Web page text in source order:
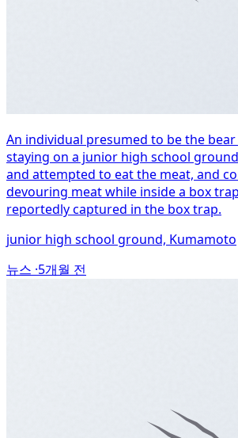
An individual presumed to be the
staying on a junior high school
and attempted to eat the meat, and
devouring meat while inside a box
reportedly captured in the box trap.
junior high school ground, Kumamoto
뉴스 ·5개월 전